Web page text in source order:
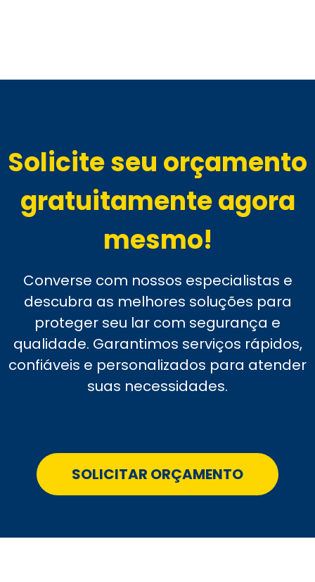
Solicite seu orçamento
gratuitamente agora
mesmo!
Converse com nossos especialistas e
descubra as melhores soluções para
proteger seu lar com segurança e
qualidade. Garantimos serviços rápidos,
confiáveis e personalizados para atender
suas necessidades.
SOLICITAR ORÇAMENTO